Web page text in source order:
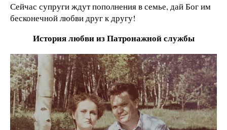
Сейчас супруги ждут пополнения в семье, дай Бог им
бесконечной любви друг к другу!
История любви из Патронажной службы